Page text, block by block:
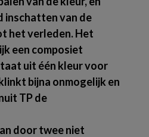
inschatten van de
het verleden. Het
een composiet
uit één kleur voor
bijna onmogelijk en
TP de
door twee niet